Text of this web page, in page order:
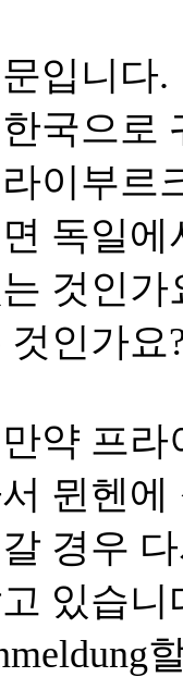
입니다.
한국으로
이부르
독일
것인가
것인가요
약 프라
뮌헨
경우
있습니